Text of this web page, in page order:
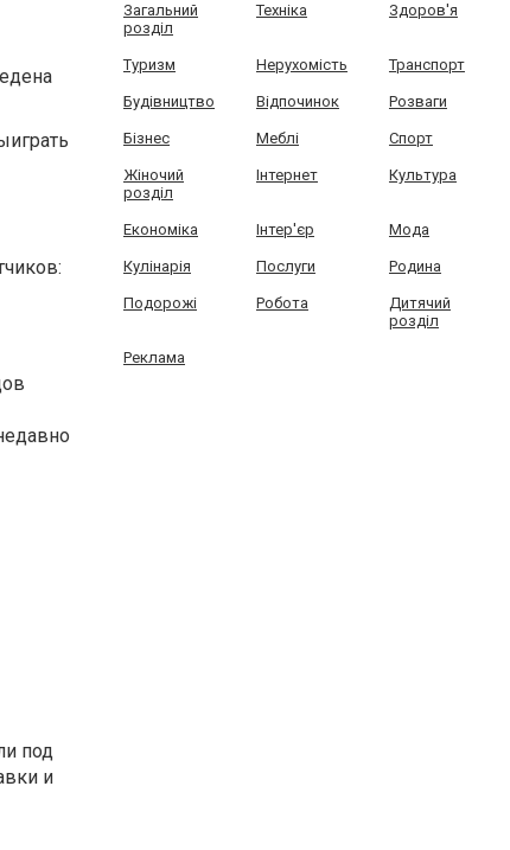
под
и
Загальний
розділ
Техніка Здоров'я
Туризм Нерухомість Транспорт
Будівництво Відпочинок Розваги
Бізнес Меблі Спорт
Жіночий
розділ
Інтернет Культура
Економіка Інтер'єр Мода
Кулінарія Послуги Родина
Подорожі Робота
Дитячий
розділ
Реклама